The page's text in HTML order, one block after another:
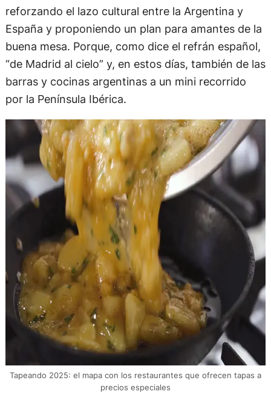
reforzando el lazo cultural entre la Argentina y
España y proponiendo un plan para amantes de la
buena mesa. Porque, como dice el refrán español,
“de Madrid al cielo” y, en estos días, también de las
barras y cocinas argentinas a un mini recorrido
por la Península Ibérica.
Tapeando 2025: el mapa con los restaurantes que ofrecen tapas a
precios especiales